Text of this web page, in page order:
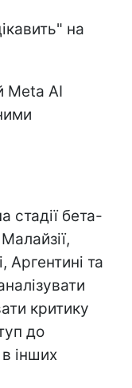
на
Meta AI
стадії бета-
Аргентині та
критику
до
інших